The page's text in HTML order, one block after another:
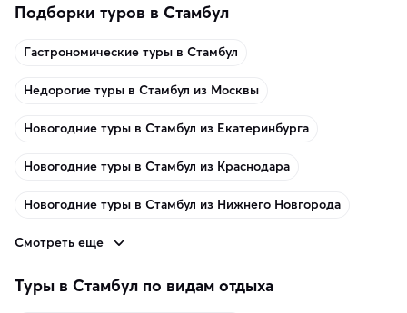
Подборки туров в Стамбул
Гастрономические туры в Стамбул
Недорогие туры в Стамбул из Москвы
Новогодние туры в Стамбул из Екатеринбурга
Новогодние туры в Стамбул из Краснодара
Новогодние туры в Стамбул из Нижнего Новгорода
Смотреть еще
Туры в Стамбул по видам отдыха